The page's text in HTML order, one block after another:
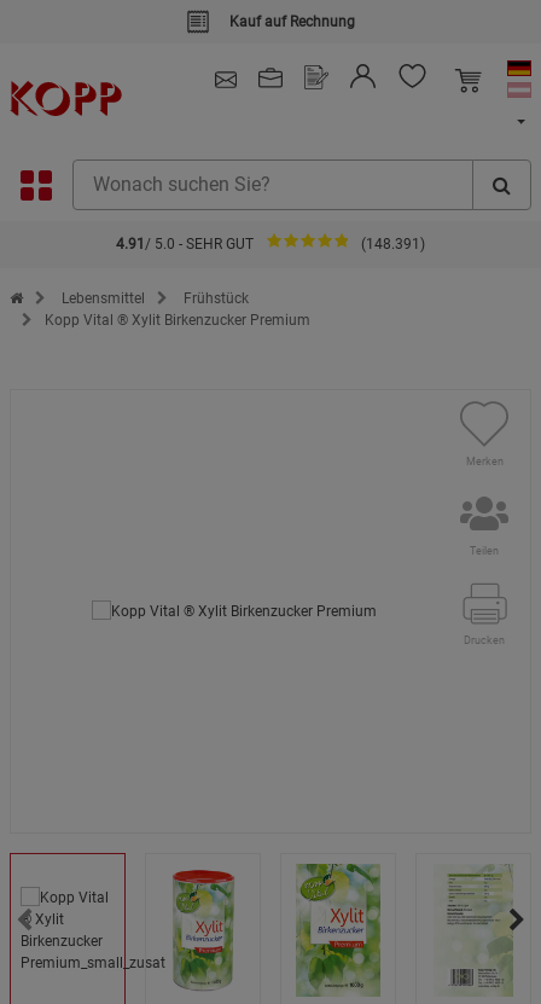
Kauf auf Rechnung
4.91 / 5.0 - SEHR GUT (148.391)
Zur Startseite des Kopp Verlag Online-Shop
Lebensmittel
Frühstück
Kopp Vital ® Xylit Birkenzucker Premium
Merken
Teilen
Drucken